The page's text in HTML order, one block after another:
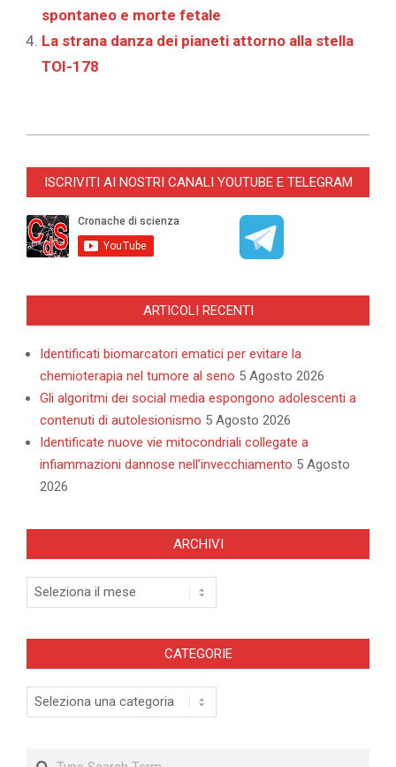
spontaneo e morte fetale
La strana danza dei pianeti attorno alla stella
TOI-178
06-
ISCRIVITI AI NOSTRI CANALI YOUTUBE E TELEGRAM
ARTICOLI RECENTI
Identificati biomarcatori ematici per evitare la
chemioterapia nel tumore al seno 5 Agosto 2026
Gli algoritmi dei social media espongono adolescenti a
contenuti di autolesionismo 5 Agosto 2026
Identificate nuove vie mitocondriali collegate a
infiammazioni dannose nell’invecchiamento 5 Agosto
2026
ARCHIVI
Archivi
CATEGORIE
Categorie
Search